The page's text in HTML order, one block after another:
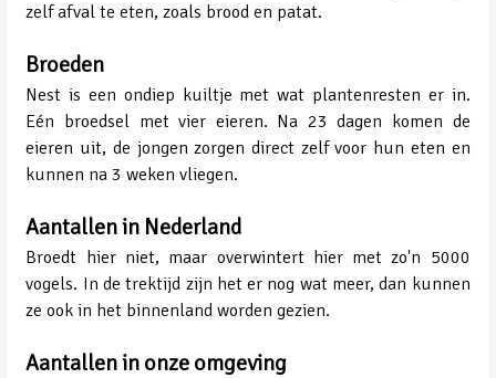
zelf afval te eten, zoals brood en patat.
Broeden
Nest is een ondiep kuiltje met wat plantenresten er in.
Eén broedsel met vier eieren. Na 23 dagen komen de
eieren uit, de jongen zorgen direct zelf voor hun eten en
kunnen na 3 weken vliegen.
Aantallen in Nederland
Broedt hier niet, maar overwintert hier met zo'n 5000
vogels. In de trektijd zijn het er nog wat meer, dan kunnen
ze ook in het binnenland worden gezien.
Aantallen in onze omgeving